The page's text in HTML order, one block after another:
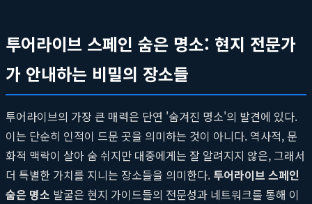
투어라이브 스페인 숨은 명소: 현지 전문가
가 안내하는 비밀의 장소들
투어라이브의 가장 큰 매력은 단연 '숨겨진 명소'의 발견에 있다.
이는 단순히 인적이 드문 곳을 의미하는 것이 아니다. 역사적, 문
화적 맥락이 살아 숨 쉬지만 대중에게는 잘 알려지지 않은, 그래서
더 특별한 가치를 지니는 장소들을 의미한다. 투어라이브 스페인
숨은 명소 발굴은 현지 가이드들의 전문성과 네트워크를 통해 이